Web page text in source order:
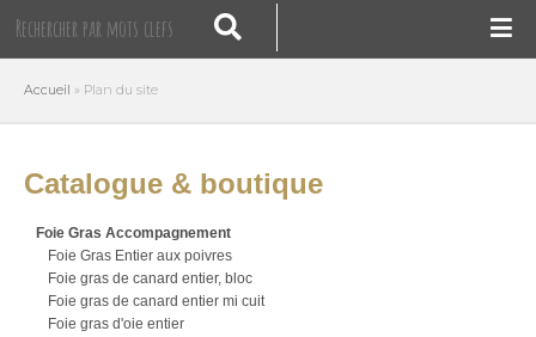
Accueil » Plan du site
Catalogue & boutique
Foie Gras Accompagnement
Foie Gras Entier aux poivres
Foie gras de canard entier, bloc
Foie gras de canard entier mi cuit
Foie gras d'oie entier